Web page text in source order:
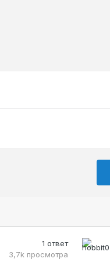
1 ответ
3,7k просмотра